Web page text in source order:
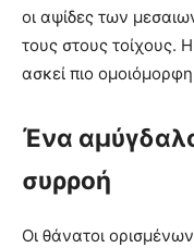
οι αψίδες των
τους στους τοίχους.
ασκεί πιο
Ένα
συρροή
Οι θάνατοι